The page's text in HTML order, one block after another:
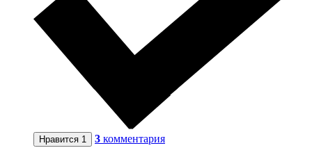
Нравится 1 3 комментария